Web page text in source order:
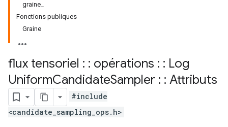
graine_
Fonctions publiques
Graine
flux tensoriel : : opérations : : Log
UniformCandidateSampler : : Attributs
#include
<candidate_sampling_ops.h>